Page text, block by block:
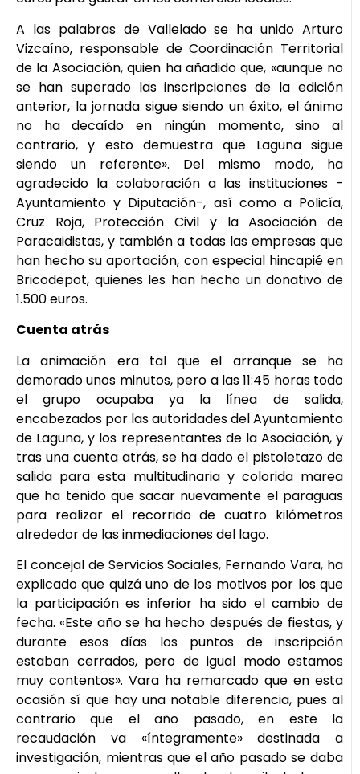
A las palabras de Vallelado se ha unido Arturo
Vizcaíno, responsable de Coordinación Territorial
de la Asociación, quien ha añadido que, «aunque no
se han superado las inscripciones de la edición
anterior, la jornada sigue siendo un éxito, el ánimo
no ha decaído en ningún momento, sino al
contrario, y esto demuestra que Laguna sigue
siendo un referente». Del mismo modo, ha
agradecido la colaboración a las instituciones -
Ayuntamiento y Diputación-, así como a Policía,
Cruz Roja, Protección Civil y la Asociación de
Paracaidistas, y también a todas las empresas que
han hecho su aportación, con especial hincapié en
Bricodepot, quienes les han hecho un donativo de
1.500 euros.
Cuenta atrás
La animación era tal que el arranque se ha
demorado unos minutos, pero a las 11:45 horas todo
el grupo ocupaba ya la línea de salida,
encabezados por las autoridades del Ayuntamiento
de Laguna, y los representantes de la Asociación, y
tras una cuenta atrás, se ha dado el pistoletazo de
salida para esta multitudinaria y colorida marea
que ha tenido que sacar nuevamente el paraguas
para realizar el recorrido de cuatro kilómetros
alrededor de las inmediaciones del lago.
El concejal de Servicios Sociales, Fernando Vara, ha
explicado que quizá uno de los motivos por los que
la participación es inferior ha sido el cambio de
fecha. «Este año se ha hecho después de fiestas, y
durante esos días los puntos de inscripción
estaban cerrados, pero de igual modo estamos
muy contentos». Vara ha remarcado que en esta
ocasión sí que hay una notable diferencia, pues al
contrario que el año pasado, en este la
recaudación va «íntegramente» destinada a
investigación, mientras que el año pasado se daba